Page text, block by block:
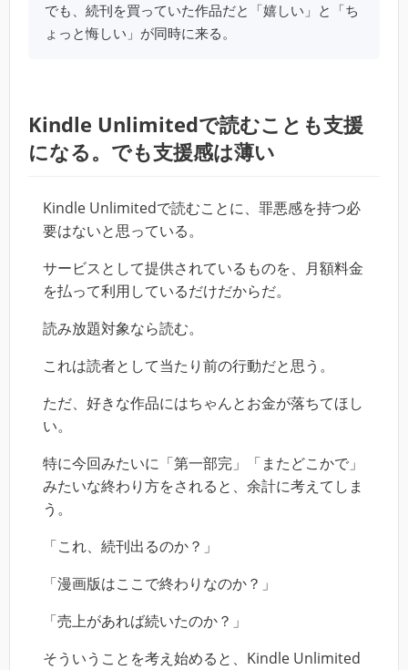
でも、続刊を買っていた作品だと「嬉しい」と「ち
ょっと悔しい」が同時に来る。
Kindle Unlimitedで読むことも支援
になる。でも支援感は薄い
Kindle Unlimitedで読むことに、罪悪感を持つ必
要はないと思っている。
サービスとして提供されているものを、月額料金
を払って利用しているだけだからだ。
読み放題対象なら読む。
これは読者として当たり前の行動だと思う。
ただ、好きな作品にはちゃんとお金が落ちてほし
い。
特に今回みたいに「第一部完」「またどこかで」
みたいな終わり方をされると、余計に考えてしま
う。
「これ、続刊出るのか？」
「漫画版はここで終わりなのか？」
「売上があれば続いたのか？」
そういうことを考え始めると、Kindle Unlimited